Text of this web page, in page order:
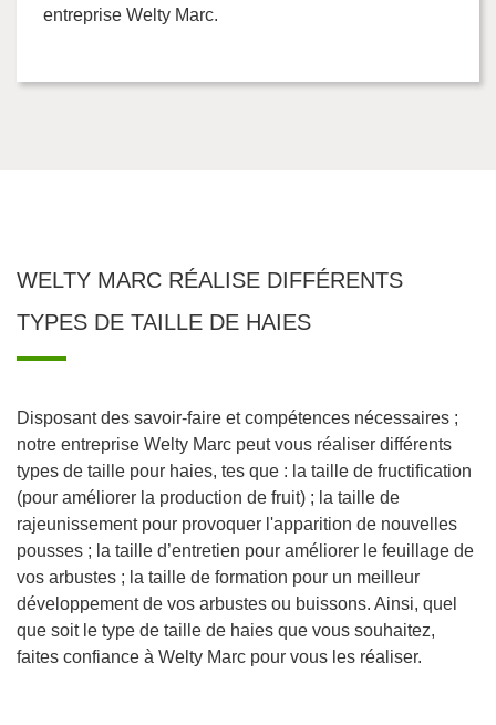
entreprise Welty Marc.
WELTY MARC RÉALISE DIFFÉRENTS
TYPES DE TAILLE DE HAIES
Disposant des savoir-faire et compétences nécessaires ;
notre entreprise Welty Marc peut vous réaliser différents
types de taille pour haies, tes que : la taille de fructification
(pour améliorer la production de fruit) ; la taille de
rajeunissement pour provoquer l'apparition de nouvelles
pousses ; la taille d’entretien pour améliorer le feuillage de
vos arbustes ; la taille de formation pour un meilleur
développement de vos arbustes ou buissons. Ainsi, quel
que soit le type de taille de haies que vous souhaitez,
faites confiance à Welty Marc pour vous les réaliser.